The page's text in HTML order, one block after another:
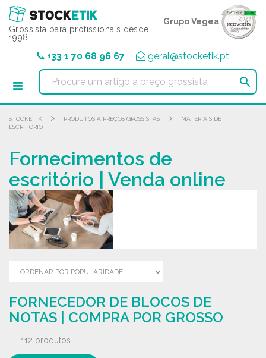
Grossista para profissionais desde
1998
Grupo Vegea
+33 1 70 68 96 67 geral@stocketik.pt

STOCKETIK > PRODUTOS A PREÇOS GROSSISTAS >
MATERIAIS DE
ESCRITÓRIO
Fornecimentos de
escritório | Venda online
FORNECEDOR DE BLOCOS DE
NOTAS | COMPRA POR GROSSO
112 produtos
Painel de Gerenciamento de Cookies